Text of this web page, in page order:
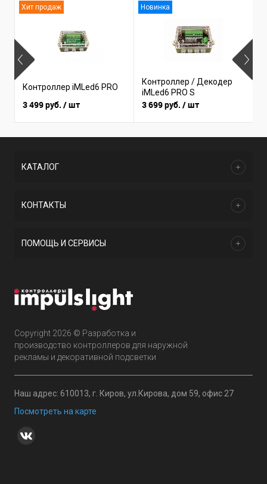
Хит продаж
Контроллер iMLed6 PRO
3 499 руб. / шт
Новинка
Контроллер / Декодер
iMLed6 PRO S
3 699 руб. / шт
Copyright 2026 © Разработка и
производство контроллеров для наружной
рекламы и декоративной подсветки
Наш адрес: 610013, г. Киров, ул.Кирова, дом 59, офис 27
Посмотреть на карте
КАТАЛОГ
КОНТАКТЫ
ПОМОЩЬ И СЕРВИСЫ